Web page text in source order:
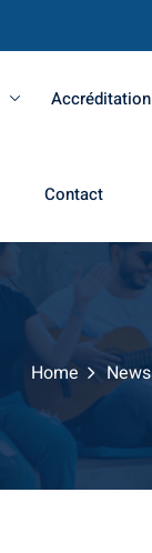
Accréditation
Contact
Home News